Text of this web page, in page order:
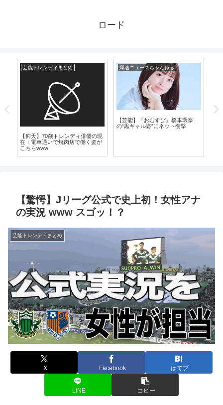
ロード
芸能トレンディまとめ
【仰天】70歳トレンディ俳優の現
在！電車通いで焼肉店で働く姿が
こちらwww
爆速ニュースちゃんねる
【芸能】『おむすび』橋本環奈
の“黒ギャル姿”にネット衝撃
【驚愕】Jリーグ公式で史上初！女性アナ
の実況 www スゴッ！？
芸能トレンディまとめ
X Facebook はてブ
LINE コピー